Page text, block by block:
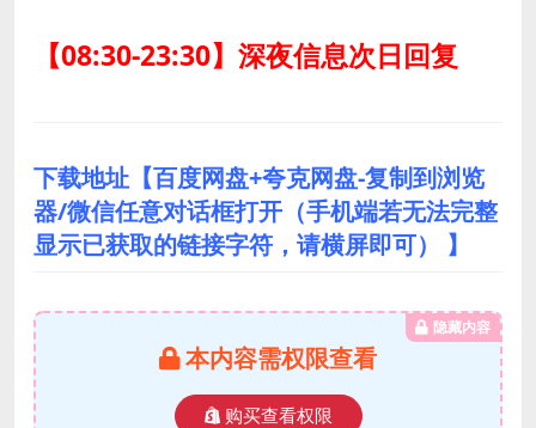
【08:30-23:30】深夜信息次日回复
下载地址【百度网盘+夸克网盘-复制到浏览
器/微信任意对话框打开（手机端若无法完整
显示已获取的链接字符，请横屏即可） 】
隐藏内容
本内容需权限查看
购买查看权限